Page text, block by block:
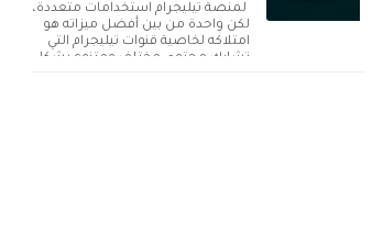
لمنصة تيليجرام استخدامات متعددة،
لكن واحدة من بين أفضل ميزاته هو
امتلاكه لخاصية قنوات تيليجرام التي
تشارك محتوى مختلف ومتنوع بشكل